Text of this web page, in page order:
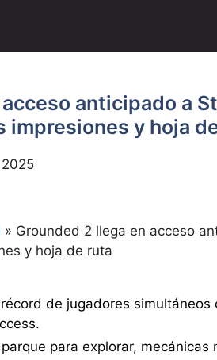
anticipado a
impresiones y hoja
» Grounded 2 llega en acceso
y hoja de ruta
de jugadores simultáneos
para explorar, mecánicas